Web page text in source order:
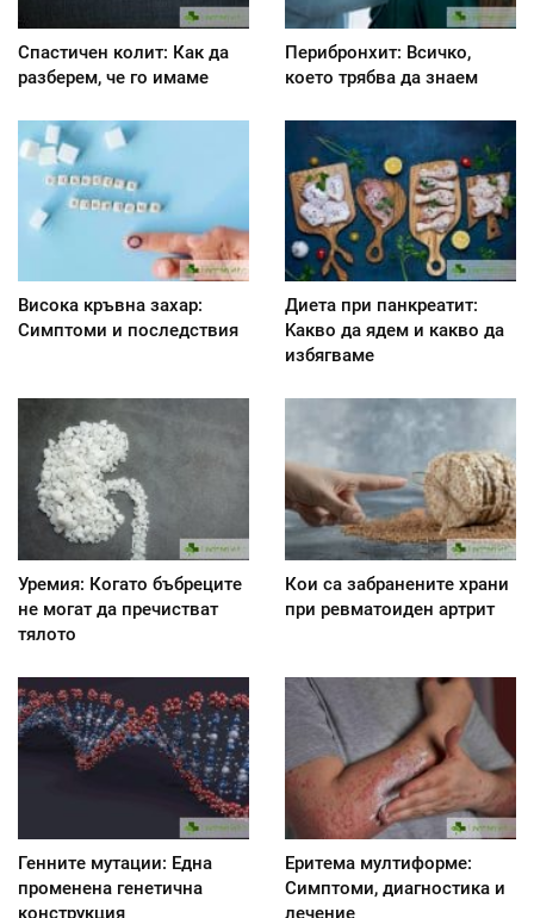
Спастичен колит: Как да
разберем, че го имаме
Перибронхит: Всичко,
което трябва да знаем
Висока кръвна захар:
Симптоми и последствия
Диета при панкреатит:
Kакво да ядем и какво да
избягваме
Уремия: Когато бъбреците
не могат да пречистват
тялото
Кои са забранените храни
при ревматоиден артрит
Генните мутации: Една
променена генетична
конструкция
Еритема мултиформе:
Симптоми, диагностика и
лечение